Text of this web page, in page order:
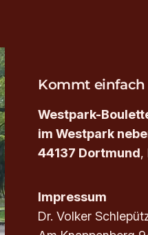
Kommt
Westpark-
im Westpark
44137 Dortmund,
Impressum
Dr. Volker